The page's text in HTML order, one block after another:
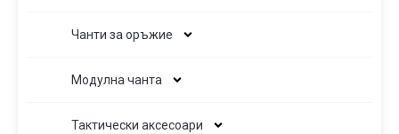
Чанти за оръжие
Модулна чанта
Тактически аксесоари